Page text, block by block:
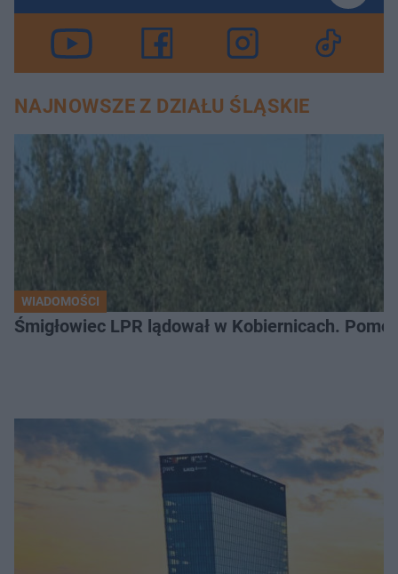
NAJNOWSZE Z DZIAŁU ŚLĄSKIE
WIADOMOŚCI
Śmigłowiec LPR lądował w Kobiernicach.